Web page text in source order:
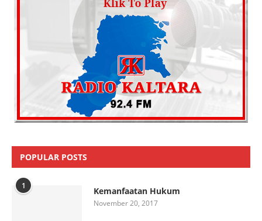
POPULAR POSTS
1 Kemanfaatan Hukum
November 20, 2017